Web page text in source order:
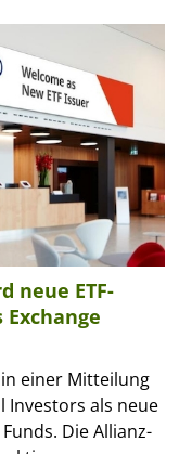
neue ETF-
in einer Mitteilung
Investors als neue
Die Allianz-